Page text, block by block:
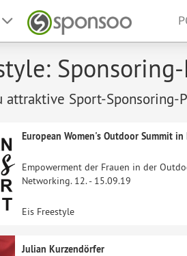
attraktive Sport-Sponsoring-
European Women's Outdoor Summit in
Empowerment der Frauen in der
Networking. 12. - 15.09.19
Eis Freestyle
Julian Kurzendörfer